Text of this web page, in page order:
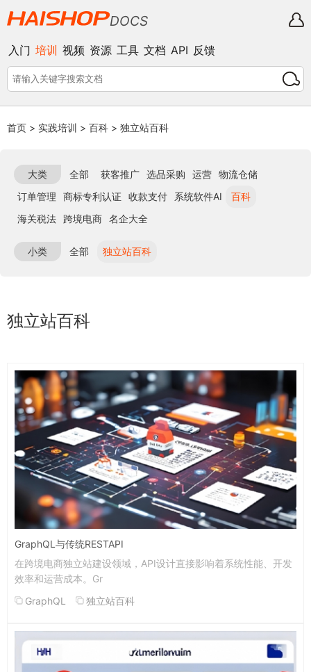
DOCS
入门 培训 视频 资源 工具 文档 API 反馈
首页 > 实践培训 > 百科 > 独立站百科
大类 全部 获客推广 选品采购 运营 物流仓储
订单管理
商标专利认证 收款支付 系统软件AI
百科
海关税法 跨境电商 名企大全
小类 全部 独立站百科
独立站百科
GraphQL与传统RESTAPI
在跨境电商独立站建设领域，API设计直接影响着系统性能、开发
效率和运营成本。Gr
GraphQL
独立站百科